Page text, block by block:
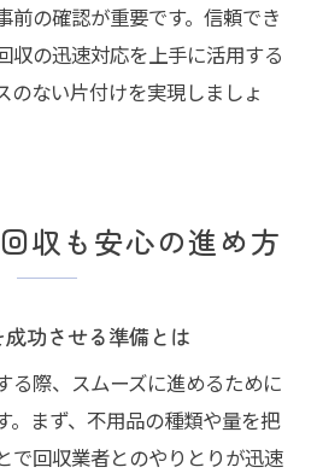
前の確認が重要です。信頼でき
収の迅速対応を上手に活用する
のない片付けを実現しましょ
収も安心の進め方
功させる準備とは
る際、スムーズに進めるために
。まず、不用品の種類や量を把
で回収業者とのやりとりが迅速